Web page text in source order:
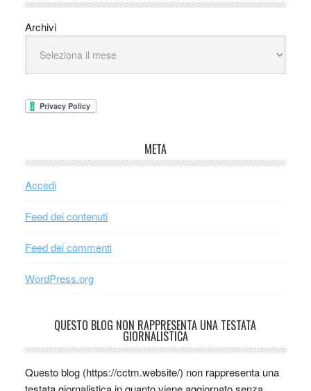
Archivi
META
Accedi
Feed dei contenuti
Feed dei commenti
WordPress.org
QUESTO BLOG NON RAPPRESENTA UNA TESTATA
GIORNALISTICA
Questo blog (https://cctm.website/) non rappresenta una